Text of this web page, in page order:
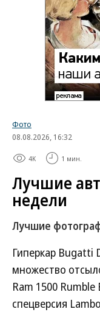
Фото
08.08.2026, 16:32
4K 1 мин.
Лучшие
недели
Лучшие
Гиперкар Bugatti
множество
Ram 1500
спецверсия